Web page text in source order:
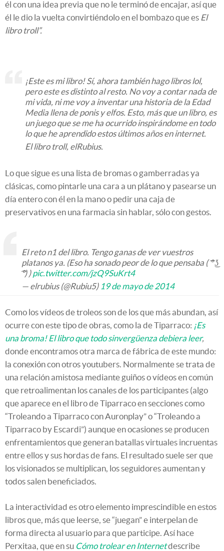
él con una idea previa que no le terminó de encajar, así que
él le dio la vuelta convirtiéndolo en el bombazo que es El
libro troll”.
¡Este es mi libro! Sí, ahora también hago libros lol,
pero este es distinto al resto. No voy a contar nada de
mi vida, ni me voy a inventar una historia de la Edad
Media llena de ponis y elfos. Esto, más que un libro, es
un juego que se me ha ocurrido inspirándome en todo
lo que he aprendido estos últimos años en internet.
El libro troll, elRubius.
Lo que sigue es una lista de bromas o gamberradas ya
clásicas, como pintarle una cara a un plátano y pasearse un
día entero con él en la mano o pedir una caja de
preservativos en una farmacia sin hablar, sólo con gestos.
El reto n1 del libro. Tengo ganas de ver vuestros
platanos ya. (Eso ha sonado peor de lo que pensaba ( ͡º ͜ʖ
͡º) )pic.twitter.com/jzQ9SuKrt4
— elrubius (@Rubiu5) 19 de mayo de 2014
Como los vídeos de troleos son de los que más abundan, así
ocurre con este tipo de obras, como la de Tiparraco: ¡Es
una broma! El libro que todo sinvergüenza debiera leer,
donde encontramos otra marca de fábrica de este mundo:
la conexión con otros youtubers. Normalmente se trata de
una relación amistosa mediante guiños o vídeos en común
que retroalimentan los canales de los participantes (algo
que aparece en el libro de Tiparraco en secciones como
“Troleando a Tiparraco con Auronplay” o “Troleando a
Tiparraco by Escardi”) aunque en ocasiones se producen
enfrentamientos que generan batallas virtuales incruentas
entre ellos y sus hordas de fans. El resultado suele ser que
los visionados se multiplican, los seguidores aumentan y
todos salen beneficiados.
La interactividad es otro elemento imprescindible en estos
libros que, más que leerse, se “juegan” e interpelan de
forma directa al usuario para que participe. Así hace
Perxitaa, que en su Cómo trolear en Internetdescribe